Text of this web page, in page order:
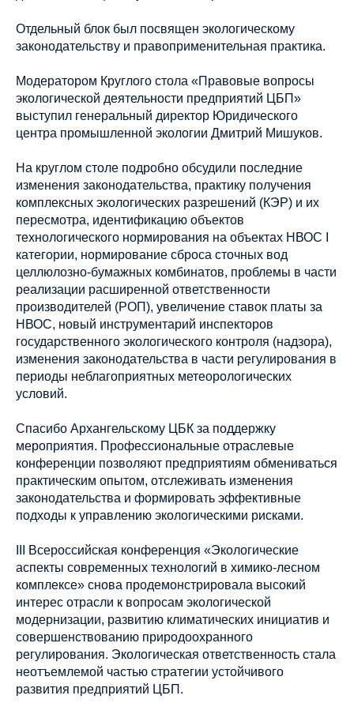
Отдельный блок был посвящен экологическому
законодательству и правоприменительная практика.
Модератором Круглого стола «Правовые вопросы
экологической деятельности предприятий ЦБП»
выступил генеральный директор Юридического
центра промышленной экологии Дмитрий Мишуков.
На круглом столе подробно обсудили последние
изменения законодательства, практику получения
комплексных экологических разрешений (КЭР) и их
пересмотра, идентификацию объектов
технологического нормирования на объектах НВОС I
категории, нормирование сброса сточных вод
целлюлозно-бумажных комбинатов, проблемы в части
реализации расширенной ответственности
производителей (РОП), увеличение ставок платы за
НВОС, новый инструментарий инспекторов
государственного экологического контроля (надзора),
изменения законодательства в части регулирования в
периоды неблагоприятных метеорологических
условий.
Спасибо Архангельскому ЦБК за поддержку
мероприятия. Профессиональные отраслевые
конференции позволяют предприятиям обмениваться
практическим опытом, отслеживать изменения
законодательства и формировать эффективные
подходы к управлению экологическими рисками.
III Всероссийская конференция «Экологические
аспекты современных технологий в химико-лесном
комплексе» снова продемонстрировала высокий
интерес отрасли к вопросам экологической
модернизации, развитию климатических инициатив и
совершенствованию природоохранного
регулирования. Экологическая ответственность стала
неотъемлемой частью стратегии устойчивого
развития предприятий ЦБП.